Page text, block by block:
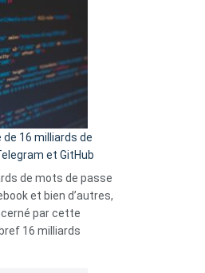
16 milliards de
et GitHub
de mots de passe
et bien d’autres,
par cette
16 milliards